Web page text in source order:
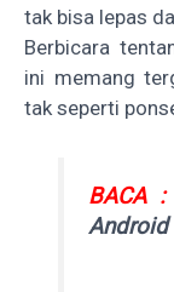
tak bisa lepas
Berbicara
ini memang
tak seperti
BACA :
Android